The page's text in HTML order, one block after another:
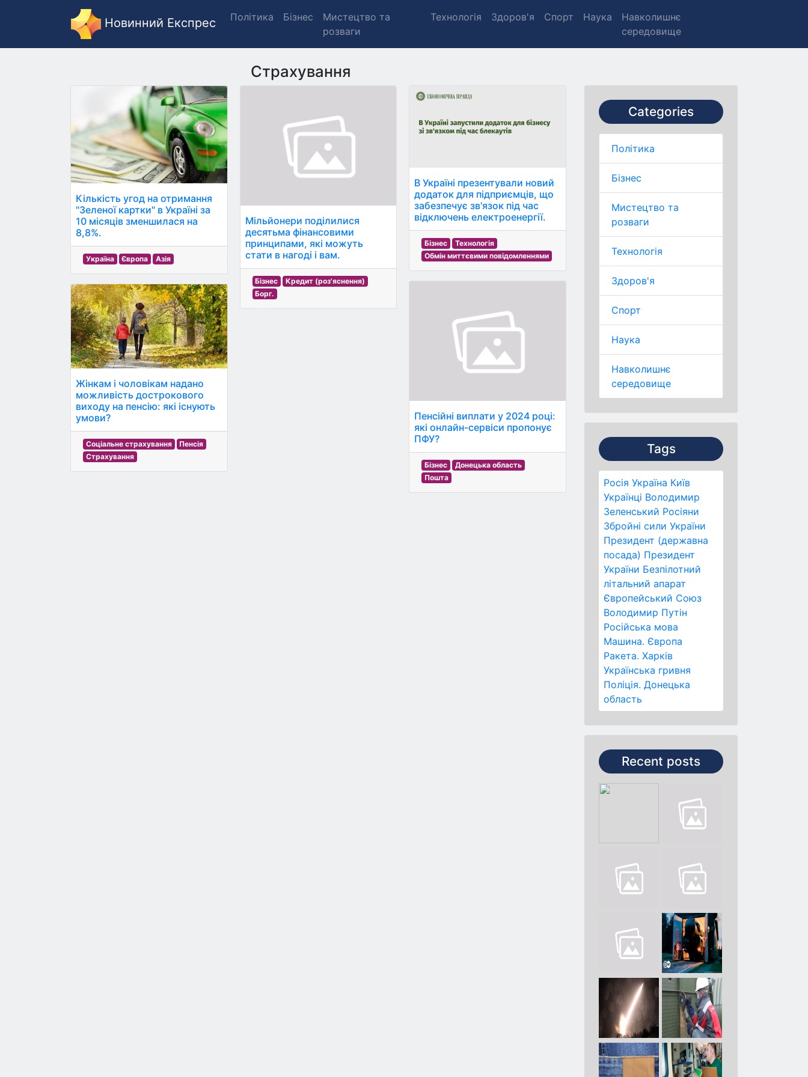
Новинний Експрес Політика Бізнес
Мистецтво та
розваги
Технологія Здоров'я Спорт Наука
Навколишнє
середовище
Страхування
Categories
Політика
Бізнес
Мистецтво та
розваги
Технологія
Здоров'я
Спорт
Наука
Навколишнє
середовище
Tags
Росія Україна Київ
Українці Володимир
Зеленський Росіяни
Збройні сили України
Президент (державна
посада) Президент
України Безпілотний
літальний апарат
Європейський Союз
Володимир Путін
Російська мова
Машина. Європа
Ракета. Харків
Українська гривня
Поліція. Донецька
область
Recent posts
Кількість угод на отримання
"Зеленої картки" в Україні за
10 місяців зменшилася на
8,8%.
Україна Європа Азія
Жінкам і чоловікам надано
можливість дострокового
виходу на пенсію: які існують
умови?
Соціальне страхування
Пенсія
Страхування
Мільйонери поділилися
десятьма фінансовими
принципами, які можуть
стати в нагоді і вам.
Бізнес
Кредит (роз'яснення)
Борг.
В Україні презентували новий
додаток для підприємців, що
забезпечує зв'язок під час
відключень електроенергії.
Бізнес
Технологія
Обмін миттєвими повідомленнями
Пенсійні виплати у 2024 році:
які онлайн-сервіси пропонує
ПФУ?
Бізнес
Донецька область
Пошта